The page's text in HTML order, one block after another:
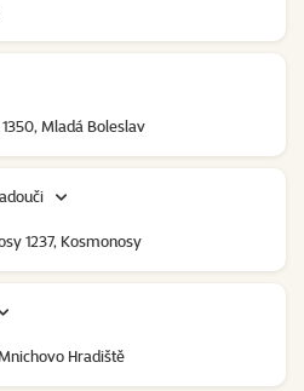
Mladá Boleslav
1237, Kosmonosy
Hradiště